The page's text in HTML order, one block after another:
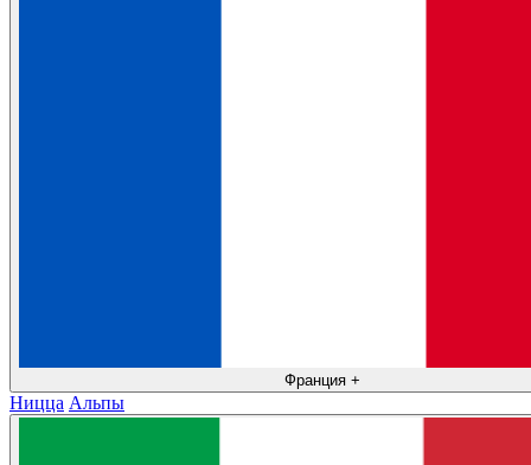
Франция +
Ницца Альпы